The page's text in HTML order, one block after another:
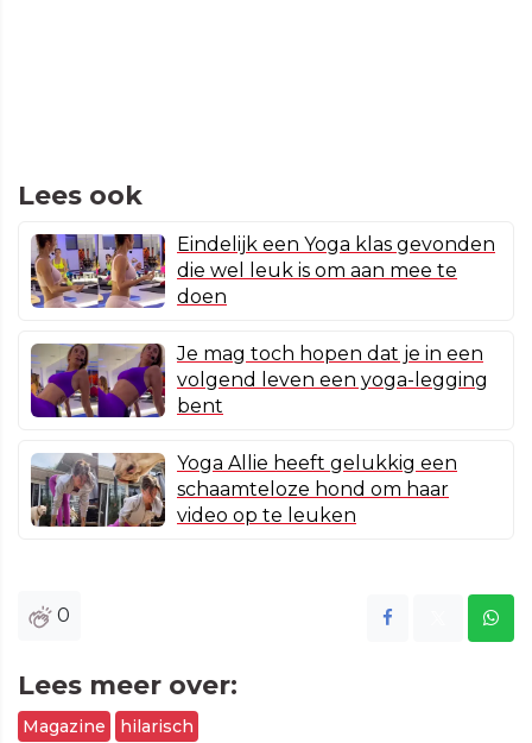
Lees ook
Eindelijk een Yoga klas gevonden
die wel leuk is om aan mee te
doen
Je mag toch hopen dat je in een
volgend leven een yoga-legging
bent
Yoga Allie heeft gelukkig een
schaamteloze hond om haar
video op te leuken
0
Lees meer over:
Magazine hilarisch